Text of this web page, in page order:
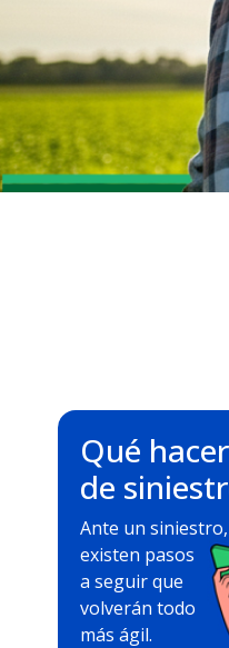
Qué
de
Ante un siniestro,
existen pasos
a seguir que
volverán todo
más ágil.